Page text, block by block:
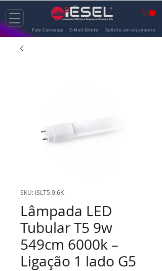
Fale Connosco E-Mail Direto Solicite um orçamento
SKU: ISLT5.9.6K
Lâmpada LED
Tubular T5 9w
549cm 6000k –
Ligação 1 lado G5